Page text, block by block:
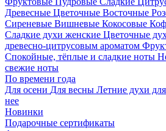
Древесные Цветочные Восточные
Сиреневые Вишневые Кокосовые
Сладкие духи женские Цветочные
древесно-цитрусовым ароматом
Спокойные, тёплые и сладкие ноты
свежие ноты
По времени года
Для осени Для весны Летние духи
нее
Новинки
Подарочные сертификаты